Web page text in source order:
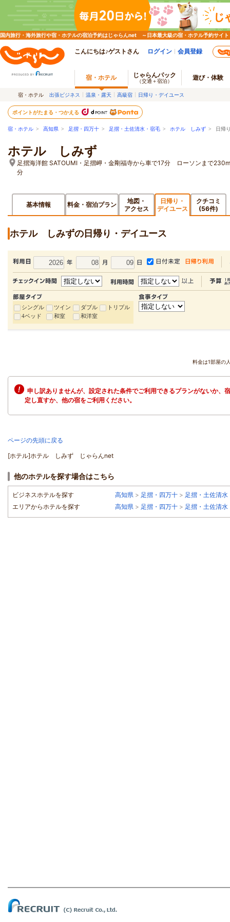
国内旅行・海外旅行や宿・ホテルの宿泊予約はじゃらんnet ～日本最大級の宿・ホテル予約サイト
こんにちは♪ゲストさん ログイン 会員登録
宿・ホテル じゃらんパック
（交通＋宿泊） 遊び・体験
宿・ホテル 出張ビジネス 温泉・露天 高級宿 日帰り・デイユース
ポイントがたまる・つかえる
宿・ホテル > 高知県 > 足摺・四万十 > 足摺・土佐清水・宿毛 > ホテル しみず > 日帰
ホテル しみず
足摺海洋館 SATOUMI・足摺岬・金剛福寺から車で17分 ローソンまで
分
基本情報 料金・宿泊プラン
地図・
アクセス
日帰り・
デイユース
クチコミ
(56件)
ホテル しみずの日帰り・デイユース
シングル ツイン ダブル
トリプル
4ベッド
和室 和洋室
料金は1部屋の
申し訳ありませんが、設定された条件でご利用できるプランがないか、
定し直すか、他の宿をご利用ください。
ページの先頭に戻る
[ホテル]ホテル しみず じゃらんnet
他のホテルを探す場合はこちら
ビジネスホテルを探す 高知県 > 足摺・四万十 > 足摺・土佐清水
エリアからホテルを探す
高知県 > 足摺・四万十 > 足摺・土佐清水